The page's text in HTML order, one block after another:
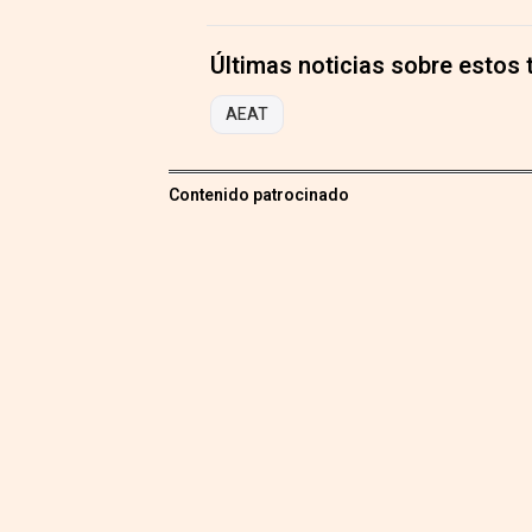
Últimas noticias sobre estos
AEAT
Contenido patrocinado